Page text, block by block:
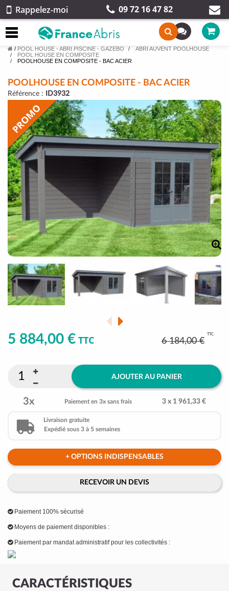
Rappelez-moi 09 72 16 47 82
/ POOL HOUSE - ABRI PISCINE - GAZEBO
ABRI AUVENT POOLHOUSE
POOL HOUSE EN COMPOSITE
POOLHOUSE EN COMPOSITE - BAC ACIER
POOLHOUSE EN COMPOSITE - BAC ACIER
Référence : ID3932
CARACTÉRISTIQUES
5 884,00 € TTC 6 184,00 €
TTC
AJOUTER AU PANIER
3x Paiement en 3x sans frais 3 x 1 961,33 €
Livraison gratuite
Expédié sous 3 à 5 semaines
+ OPTIONS INDISPENSABLES
RECEVOIR UN DEVIS
Paiement 100% sécurisé
Moyens de paiement disponibles :
Paiement par mandat administratif pour les collectivités :